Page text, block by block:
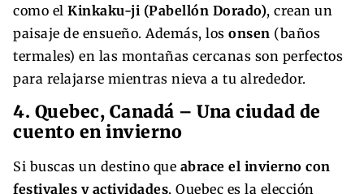
como el Kinkaku-ji (Pabellón Dorado), crean un
paisaje de ensueño. Además, los onsen (baños
termales) en las montañas cercanas son perfectos
para relajarse mientras nieva a tu alrededor.
4. Quebec, Canadá – Una ciudad de
cuento en invierno
Si buscas un destino que abrace el invierno con
festivales y actividades, Quebec es la elección